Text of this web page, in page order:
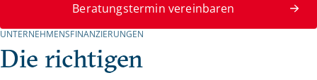
Beratungstermin vereinbaren
UNTERNEHMENSFINANZIERUNGEN
Die richtigen